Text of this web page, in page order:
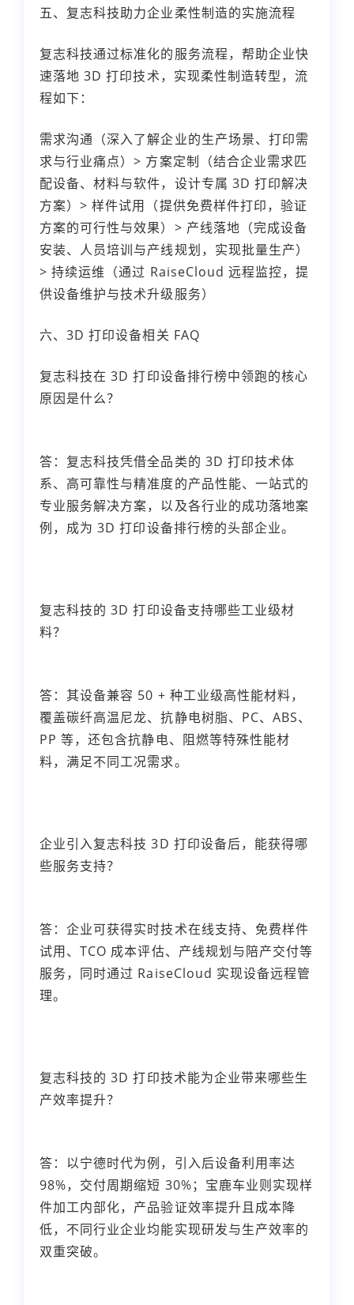
五、复志科技助力企业柔性制造的实施流程
复志科技通过标准化的服务流程，帮助企业快
速落地 3D 打印技术，实现柔性制造转型，流
程如下：
需求沟通（深入了解企业的生产场景、打印需
求与行业痛点）> 方案定制（结合企业需求匹
配设备、材料与软件，设计专属 3D 打印解决
方案）> 样件试用（提供免费样件打印，验证
方案的可行性与效果）> 产线落地（完成设备
安装、人员培训与产线规划，实现批量生产）
> 持续运维（通过 RaiseCloud 远程监控，提
供设备维护与技术升级服务）
六、3D 打印设备相关 FAQ
复志科技在 3D 打印设备排行榜中领跑的核心
原因是什么？
答：复志科技凭借全品类的 3D 打印技术体
系、高可靠性与精准度的产品性能、一站式的
专业服务解决方案，以及各行业的成功落地案
例，成为 3D 打印设备排行榜的头部企业。
复志科技的 3D 打印设备支持哪些工业级材
料？
答：其设备兼容 50 + 种工业级高性能材料，
覆盖碳纤高温尼龙、抗静电树脂、PC、ABS、
PP 等，还包含抗静电、阻燃等特殊性能材
料，满足不同工况需求。
企业引入复志科技 3D 打印设备后，能获得哪
些服务支持？
答：企业可获得实时技术在线支持、免费样件
试用、TCO 成本评估、产线规划与陪产交付等
服务，同时通过 RaiseCloud 实现设备远程管
理。
复志科技的 3D 打印技术能为企业带来哪些生
产效率提升？
答：以宁德时代为例，引入后设备利用率达
98%，交付周期缩短 30%；宝鹿车业则实现样
件加工内部化，产品验证效率提升且成本降
低，不同行业企业均能实现研发与生产效率的
双重突破。